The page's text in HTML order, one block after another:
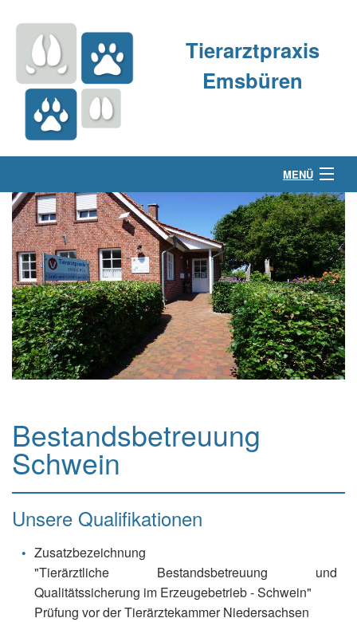
Tierarztpraxis
Emsbüren
MENÜ
Über uns
Kleintierpraxis
Großtierpraxis
Kontakt & Anfahrt
Bestandsbetreuung
Schwein
Unsere Qualifikationen
Zusatzbezeichnung
"Tierärztliche Bestandsbetreuung und
Qualitätssicherung im Erzeugebetrieb - Schwein"
Prüfung vor der Tierärztekammer Niedersachsen